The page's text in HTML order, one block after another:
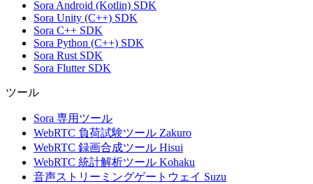
Sora Android (Kotlin) SDK
Sora Unity (C++) SDK
Sora C++ SDK
Sora Python (C++) SDK
Sora Rust SDK
Sora Flutter SDK
ツール
Sora 専用ツール
WebRTC 負荷試験ツール Zakuro
WebRTC 録画合成ツール Hisui
WebRTC 統計解析ツール Kohaku
音声ストリーミングゲートウェイ Suzu